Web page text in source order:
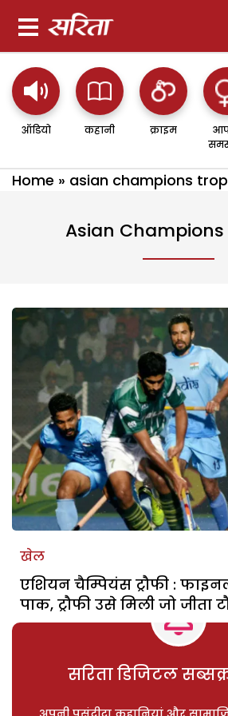
ऑडियो कहानी क्राइम
Home » asian champions
Asian
खेल
एशियन चैम्पियंस ट्रौफी :
पाक, ट्रौफी उसे मिली जो जीता
सरिता डिजिटल